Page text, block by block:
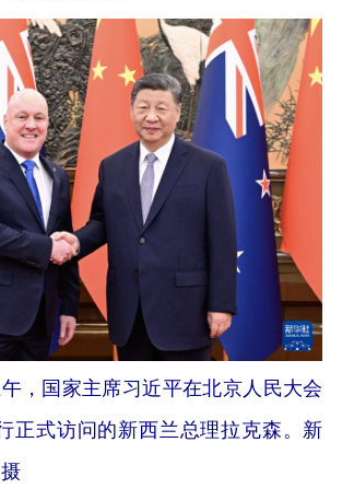
国家主席习近平在北京人民大会
正式访问的新西兰总理拉克森。新